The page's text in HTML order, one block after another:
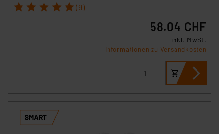
1 2 3 4 5 (9)
58.04 CHF
inkl. MwSt.
Informationen zu Versandkosten